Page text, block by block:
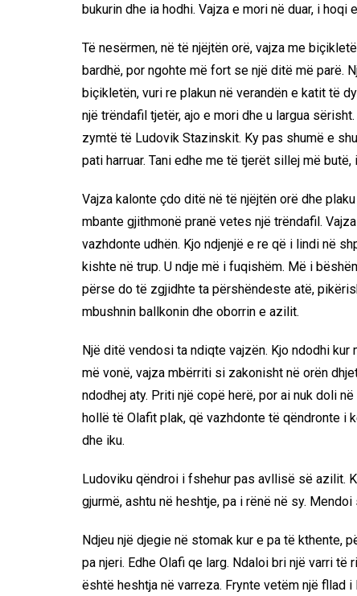
bukurin dhe ia hodhi. Vajza e mori në duar, i hoqi
Të nesërmen, në të njëjtën orë, vajza me
bardhë, por ngohte më fort se një ditë më parë.
biçikletën, vuri re plakun në verandën e katit të
një trëndafil tjetër, ajo e mori dhe u largua
zymtë të Ludovik Stazinskit. Ky pas shumë e
pati harruar. Tani edhe me të tjerët sillej më
Vajza kalonte çdo ditë në të njëjtën orë dhe
mbante gjithmonë pranë vetes një trëndafil.
vazhdonte udhën. Kjo ndjenjë e re që i lindi në
kishte në trup. U ndje më i fuqishëm. Më i
përse do të zgjidhte ta përshëndeste atë,
mbushnin ballkonin dhe oborrin e azilit.
Një ditë vendosi ta ndiqte vajzën. Kjo ndodhi
më vonë, vajza mbërriti si zakonisht në orën
ndodhej aty. Priti një copë herë, por ai nuk doli
hollë të Olafit plak, që vazhdonte të qëndronte
dhe iku.
Ludoviku qëndroi i fshehur pas avllisë së azilit.
gjurmë, ashtu në heshtje, pa i rënë në sy.
Ndjeu një djegie në stomak kur e pa të kthente,
pa njeri. Edhe Olafi qe larg. Ndaloi bri një varri
është heshtja në varreza. Frynte vetëm një fllad